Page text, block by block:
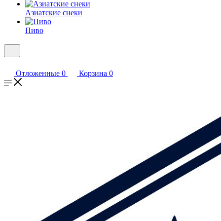
Азиатские снеки
Пиво
Отложенные 0 Корзина 0